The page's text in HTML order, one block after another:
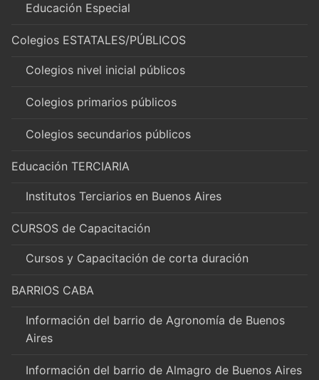
Educación Especial
Colegios ESTATALES/PÚBLICOS
Colegios nivel inicial públicos
Colegios primarios públicos
Colegios secundarios públicos
Educación TERCIARIA
Institutos Terciarios en Buenos Aires
CURSOS de Capacitación
Cursos y Capacitación de corta duración
BARRIOS CABA
Información del barrio de Agronomía de Buenos
Aires
Información del barrio de Almagro de Buenos Aires